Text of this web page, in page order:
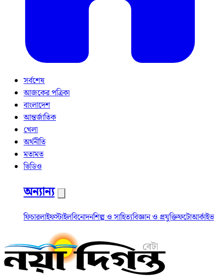
সর্বশেষ
আজকের পত্রিকা
বাংলাদেশ
আন্তর্জাতিক
খেলা
অর্থনীতি
মতামত
ভিডিও
অন্যান্য
ফিচারলাইফস্টাইলবিনোদনশিল্প ও সাহিত্যবিজ্ঞান ও প্রযুক্তিফটোআর্কাইভ